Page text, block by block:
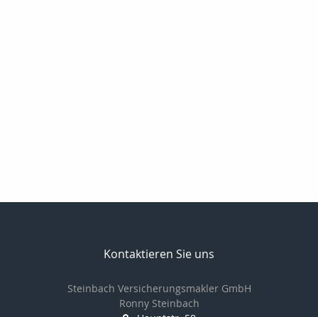
Kontaktieren Sie uns
Steinbach Versicherungsmakler GmbH
Ronny Steinbach